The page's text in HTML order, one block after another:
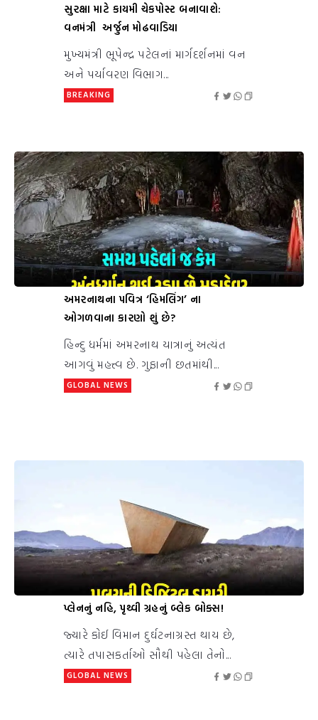
સુરક્ષા માટે કાયમી ચેકપોસ્ટ બનાવાશે:
વનમંત્રી અર્જુન મોઢવાડિયા
મુખ્યમંત્રી ભૂપેન્દ્ર પટેલનાં માર્ગદર્શનમાં વન
અને પર્યાવરણ વિભાગ...
BREAKING
અમરનાથના પવિત્ર ‘હિમલિંગ’ ના
ઓગળવાના કારણો શું છે?
હિન્દુ ધર્મમાં અમરનાથ યાત્રાનું અત્યંત
આગવું મહત્ત્વ છે. ગુફાની છતમાંથી...
GLOBAL NEWS
પ્લેનનું નહિ, પૃથ્વી ગ્રહનું બ્લેક બોક્સ!
જ્યારે કોઈ વિમાન દુર્ઘટનાગ્રસ્ત થાય છે,
ત્યારે તપાસકર્તાઓ સૌથી પહેલા તેનો...
GLOBAL NEWS